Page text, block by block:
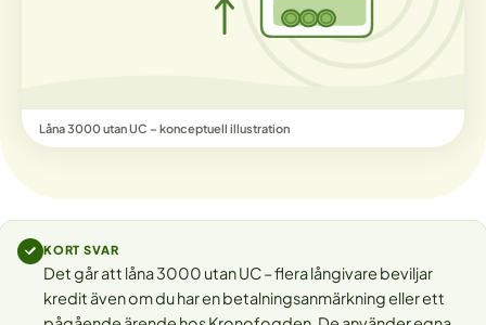
Låna 3000 utan UC – konceptuell illustration
KORT SVAR
Det går att låna 3000 utan UC – flera långivare beviljar
kredit även om du har en betalningsanmärkning eller ett